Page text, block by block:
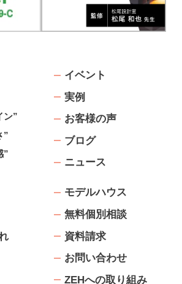
ン”
”
”
イベント
実例
お客様の声
ブログ
ニュース
モデルハウス
無料個別相談
資料請求
お問い合わせ
ZEHへの取り組み